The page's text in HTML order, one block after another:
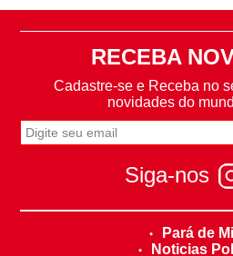
RECEBA
Cadastre-se e Receba no
novidades do
Siga-nos
Pará de
Noticias